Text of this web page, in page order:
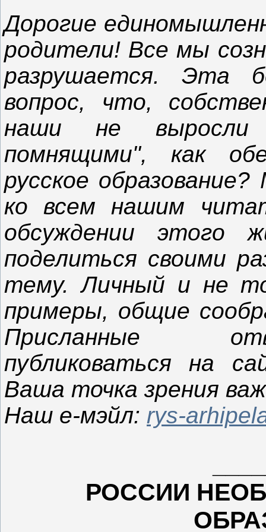
Дорогие
родители! Все мы
разрушается. Эта
вопрос, что,
наши не выросли
помнящими", как
русское
ко всем нашим
обсуждении этого
поделиться своими
тему. Личный и не
примеры, общие
Присланные
публиковаться на
Ваша точка зрения
Наш е-мэйл: rys-
РОССИИ